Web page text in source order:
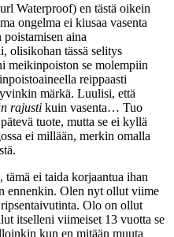
Waterproof) en tästä oikein
ongelma ei kiusaa vasenta
aina
olisikohan tässä selitys
meikinpoiston se molempiin
reippaasti
märkä. Luulisi, että
rajusti kuin vasenta… Tuo
tuote, mutta se ei kyllä
ei millään, merkin omalla
ei taida korjaantua ihan
ennenkin. Olen nyt ollut viime
Olo on ollut
itselleni viimeiset 13 vuotta se
kun en mitään muuta